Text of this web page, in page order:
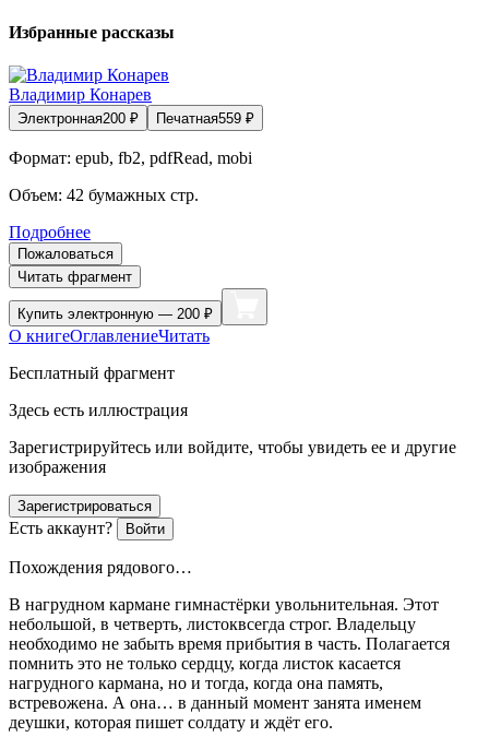
Избранные рассказы
Владимир Конарев
Электронная200 ₽ Печатная559 ₽
Формат: epub, fb2, pdfRead, mobi
Объем: 42 бумажных стр.
Подробнее
Пожаловаться
Читать фрагмент
Купить электронную — 200 ₽
О книгеОглавлениеЧитать
Бесплатный фрагмент
Здесь есть иллюстрация
Зарегистрируйтесь или войдите, чтобы увидеть ее и другие
изображения
Зарегистрироваться
Есть аккаунт? Войти
Похождения рядового…
В нагрудном кармане гимнастёрки увольнительная. Этот
небольшой, в четверть, листоквсегда строг. Владельцу
необходимо не забыть время прибытия в часть. Полагается
помнить это не только сердцу, когда листок касается
нагрудного кармана, но и тогда, когда она память,
встревожена. А она… в данный момент занята именем
деушки, которая пишет солдату и ждёт его.